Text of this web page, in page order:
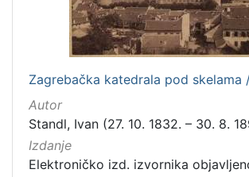
Zagrebačka katedrala pod skelama
Autor
Standl, Ivan (27. 10. 1832. – 30. 8.
Izdanje
Elektroničko izd. izvornika